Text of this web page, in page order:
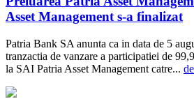
Asset Management s-a finalizat
Patria Bank SA anunta ca in data de 5
tranzactia de vanzare a participatiei de
la SAI Patria Asset Management catre...